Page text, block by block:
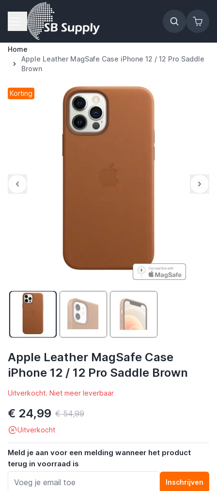
Ga naar de inhoud
Home
Apple Leather MagSafe Case iPhone 12 / 12 Pro Saddle
Brown
Korting
Apple Leather MagSafe Case
iPhone 12 / 12 Pro Saddle Brown
Uitverkocht. Niet meer leverbaar
€ 24,99 € 54,99
Uitverkocht
Meld je aan voor een melding wanneer het product
terug in voorraad is
Inschrijven